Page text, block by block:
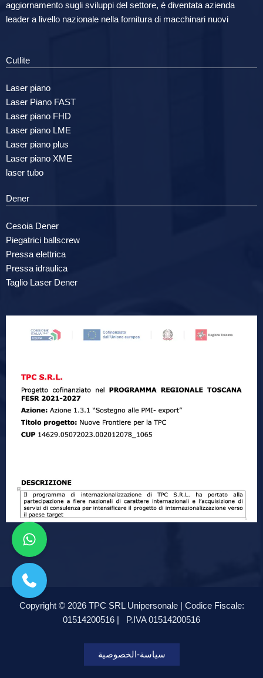
aggiornamento sugli sviluppi del settore, è diventata azienda
leader a livello nazionale nella fornitura di macchinari nuovi
Cutlite
Laser piano
Laser Piano FAST
Laser piano FHD
Laser piano LME
Laser piano plus
Laser piano XME
laser tubo
Dener
Cesoia Dener
Piegatrici ballscrew
Pressa elettrica
Pressa idraulica
Taglio Laser Dener
Copyright © 2026 TPC SRL Unipersonale | Codice Fiscale:
01514200516 |
P.IVA 01514200516
سياسة-الخصوصية